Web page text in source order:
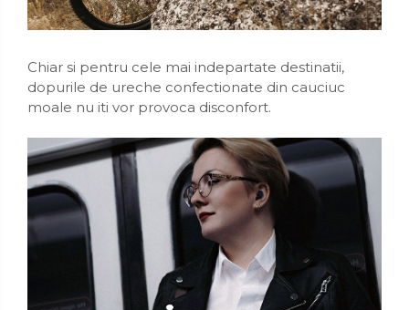
Chiar si pentru cele mai indepartate destinatii,
dopurile de ureche confectionate din cauciuc
moale nu iti vor provoca disconfort.